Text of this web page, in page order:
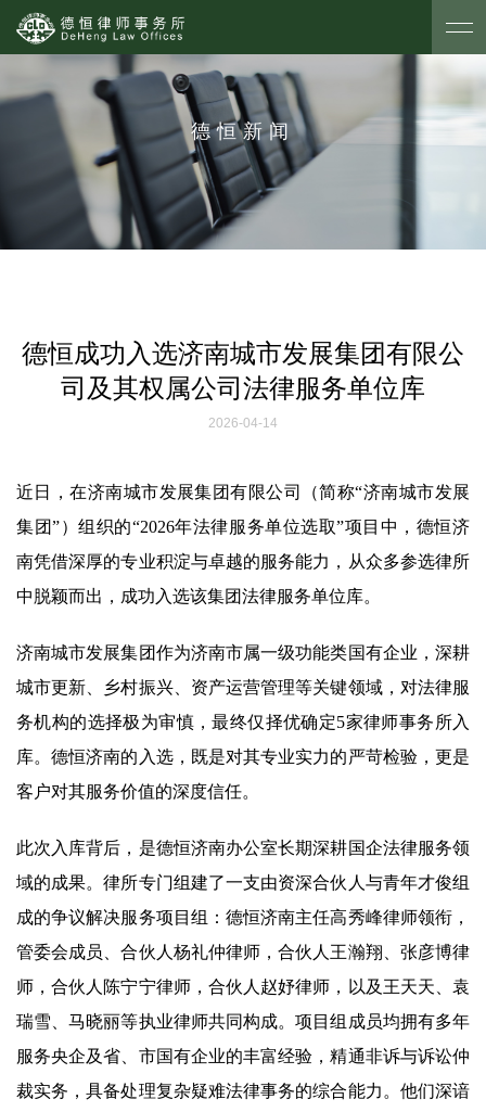
德恒新闻
德恒成功入选济南城市发展集团有限公
司及其权属公司法律服务单位库
2026-04-14
近日，在济南城市发展集团有限公司（简称“济南城市发展
集团”）组织的“2026年法律服务单位选取”项目中，德恒济
南凭借深厚的专业积淀与卓越的服务能力，从众多参选律所
中脱颖而出，成功入选该集团法律服务单位库。
济南城市发展集团作为济南市属一级功能类国有企业，深耕
城市更新、乡村振兴、资产运营管理等关键领域，对法律服
务机构的选择极为审慎，最终仅择优确定5家律师事务所入
库。德恒济南的入选，既是对其专业实力的严苛检验，更是
客户对其服务价值的深度信任。
此次入库背后，是德恒济南办公室长期深耕国企法律服务领
域的成果。律所专门组建了一支由资深合伙人与青年才俊组
成的争议解决服务项目组：德恒济南主任高秀峰律师领衔，
管委会成员、合伙人杨礼仲律师，合伙人王瀚翔、张彦博律
师，合伙人陈宁宁律师，合伙人赵妤律师，以及王天天、袁
瑞雪、马晓丽等执业律师共同构成。项目组成员均拥有多年
服务央企及省、市国有企业的丰富经验，精通非诉与诉讼仲
裁实务，具备处理复杂疑难法律事务的综合能力。他们深谙